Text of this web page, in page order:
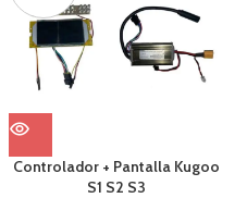
Controlador + Pantalla Kugoo
S1 S2 S3